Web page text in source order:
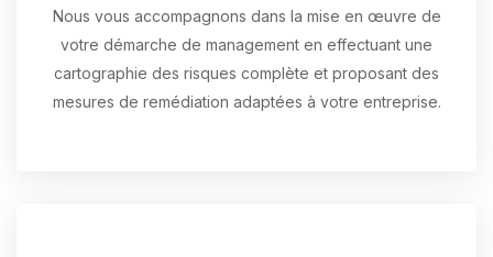
Nous vous accompagnons dans la mise en œuvre de
votre démarche de management en effectuant une
cartographie des risques complète et proposant des
mesures de remédiation adaptées à votre entreprise.